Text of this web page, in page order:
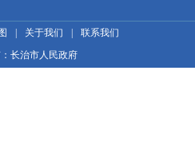
关于我们
联系我们
长治市人民政府